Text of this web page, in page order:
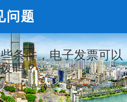
问题
条件，电子发票可以
吗？
布日期： 2025-09-01 18:00 | 作者：